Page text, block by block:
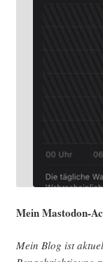
Mein Mast­o­don-
Mein Blog ist